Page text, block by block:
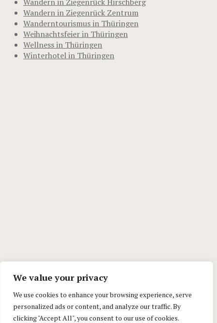
We value your privacy
We use cookies to enhance your browsing experience, serve
personalized ads or content, and analyze our traffic. By
clicking "Accept All", you consent to our use of cookies.
Wandern in Ziegenrück Zentrum
Wanderntourismus in Thüringen
Weihnachtsfeier in Thüringen
Wellness in Thüringen
Winterhotel in Thüringen